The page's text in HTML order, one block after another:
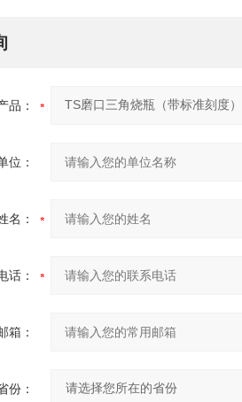
品：
位：
名：
话：
箱：
份：